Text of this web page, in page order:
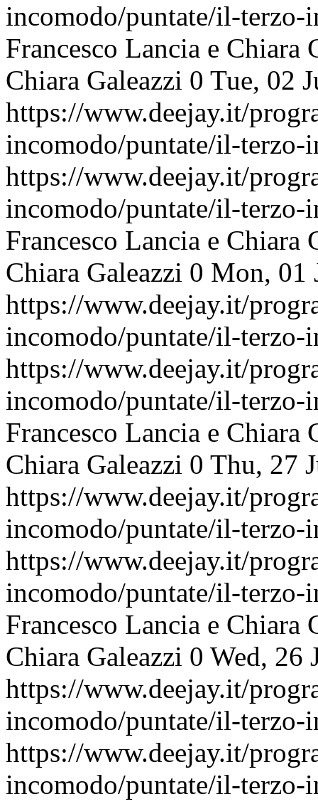
incomodo/puntate/il-
Francesco Lancia e Chiara
Chiara Galeazzi 0 Tue, 02
https://www.deejay.it/
incomodo/puntate/il-
https://www.deejay.it/
incomodo/puntate/il-
Francesco Lancia e Chiara
Chiara Galeazzi 0 Mon, 01
https://www.deejay.it/
incomodo/puntate/il-
https://www.deejay.it/
incomodo/puntate/il-
Francesco Lancia e Chiara
Chiara Galeazzi 0 Thu, 27
https://www.deejay.it/
incomodo/puntate/il-
https://www.deejay.it/
incomodo/puntate/il-
Francesco Lancia e Chiara
Chiara Galeazzi 0 Wed, 26
https://www.deejay.it/
incomodo/puntate/il-
https://www.deejay.it/
incomodo/puntate/il-